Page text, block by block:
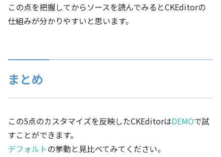
この点を把握してからソースを読んでみるとCKEditorの
仕組みが分かりやすいと思います。
まとめ
この5点のカスタマイズを反映したCKEditorはDEMOで試
すことができます。
デフォルトの挙動と見比べてみてください。